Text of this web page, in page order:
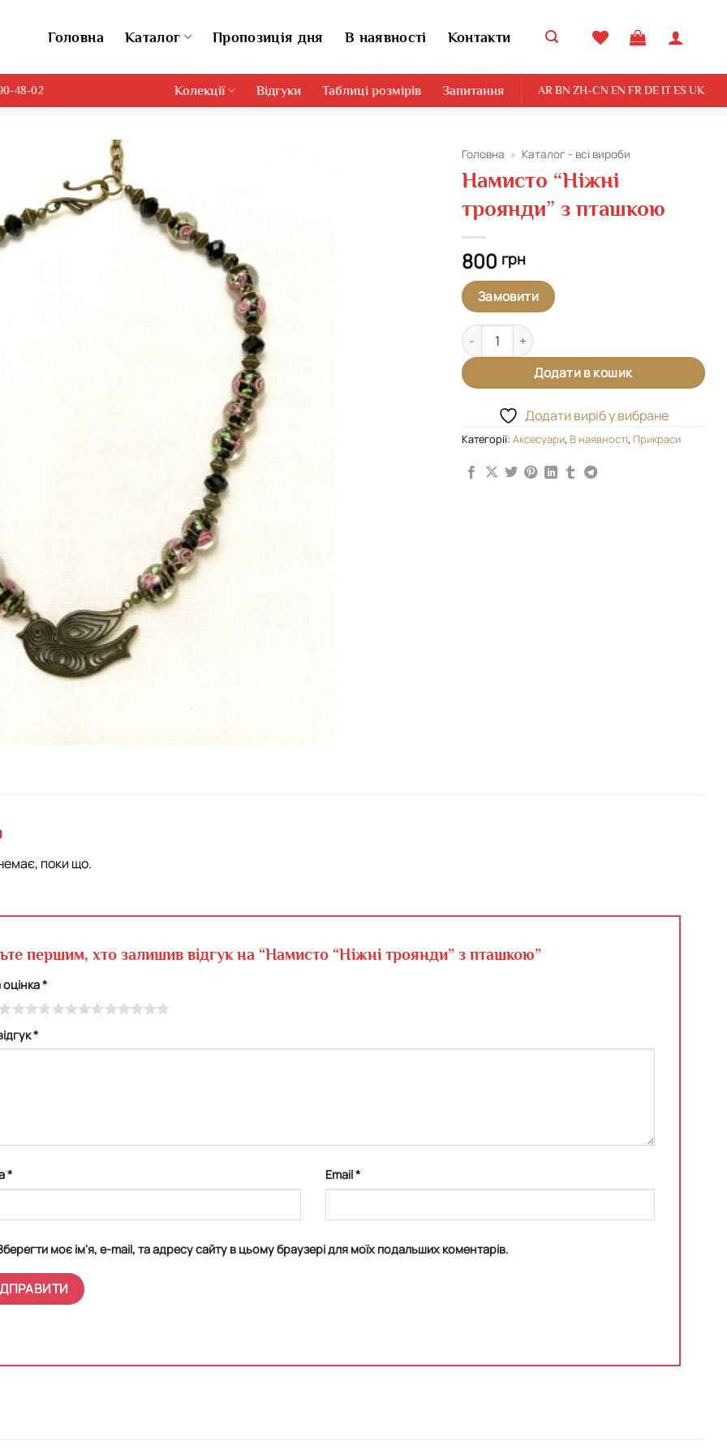
Головна Каталог Пропозиція дня В наявності Контакти
48-02 Колекції Відгуки Таблиці розмірів Запитання AR BN ZH-CN EN FR DE IT ES UK
Головна » Каталог – всі вироби
Намисто “Ніжні
троянди” з пташкою
800 грн
Замовити
Намисто "Ніжні троянди" з пташкою кількість
Додати в кошик
Додати виріб у вибране
Категорії: Аксесуари, В наявності, Прикраси
поки що.
першим, хто залишив відгук на “Намисто “Ніжні троянди” з пташкою”
*
*
* Email*
моє ім'я, e-mail, та адресу сайту в цьому браузері для моїх подальших коментарів.